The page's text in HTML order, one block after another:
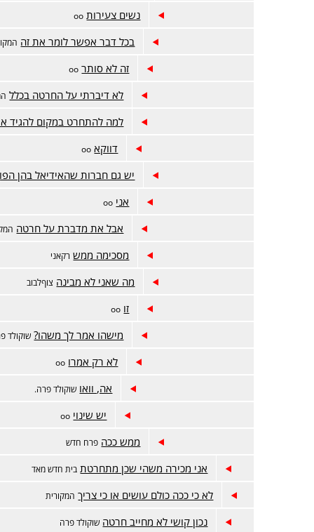
נשים צעירות oo
בכל דבר אפשר לומר את זה
זה לא סותר oo
לא דיברתי על החרטה בכלל
למה להתחרט במקום להגיד
דווקא oo
יש גם חברות שהאידיאל בהן
אני oo
אבל את מדברת על חרטה
מסכימה ממש רקאני
מה שאני לא מבינה צוףלבוב
זו oo
מישהו אמר לך משהו? שוקולד
לא רק אמרו oo
אה, וואו שוקולד פרה.
יש שינוי oo
ממש ככה פרח חדש
אני מכירה משהי שכן מתחרטת בית חדש מאד
לא כי ככה כולם עושים או כי צריך המקורית
נכון קושי לא מחייב חרטה שוקולד פרה